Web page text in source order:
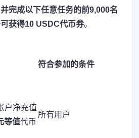
并完成以下任意任务的前9,000名
获得10 USDC代币券。
符合参加的条件
户净充值
等值代币
所有用户